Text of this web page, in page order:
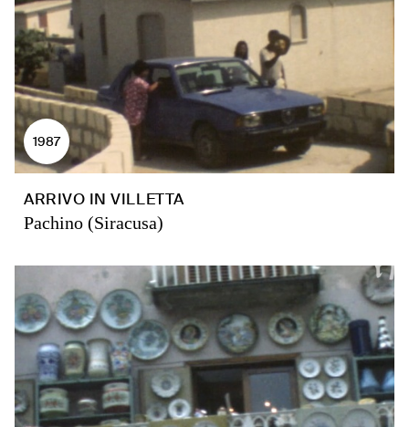
1987
ARRIVO IN VILLETTA
Pachino (Siracusa)